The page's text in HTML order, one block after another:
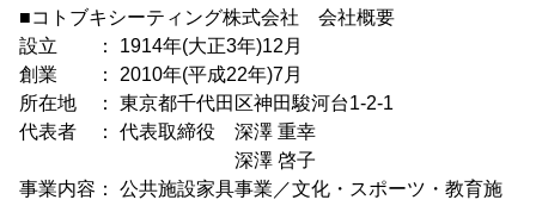
■コトブキシーティング株式会社 会社概要
設立 ： 1914年(大正3年)12月
創業 ： 2010年(平成22年)7月
所在地 ： 東京都千代田区神田駿河台1-2-1
代表者 ： 代表取締役 深澤 重幸
深澤 啓子
事業内容： 公共施設家具事業／文化・スポーツ・教育施